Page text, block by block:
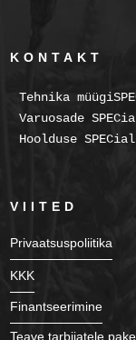
KONTAKT
Tehnika
Varuosade
Hoolduse
VIITED
Privaatsuspoliitika
KKK
Finantseerimine
Teave tarbijatele